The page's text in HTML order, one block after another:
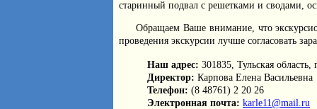
старинный подвал с решетками и сводами,
Обращаем Ваше внимание, что
проведения экскурсии лучше согласовать
Наш адрес: 301835, Тульская
Директор: Карпова Елена Васильевна
Телефон: (8 48761) 2 20 26
Электронная почта: karle11@mail.ru